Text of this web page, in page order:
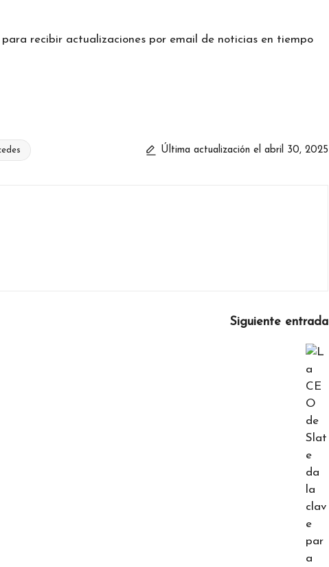
recibir actualizaciones por email de noticias en tiempo
Última actualización el abril 30, 2025
Siguiente entrada